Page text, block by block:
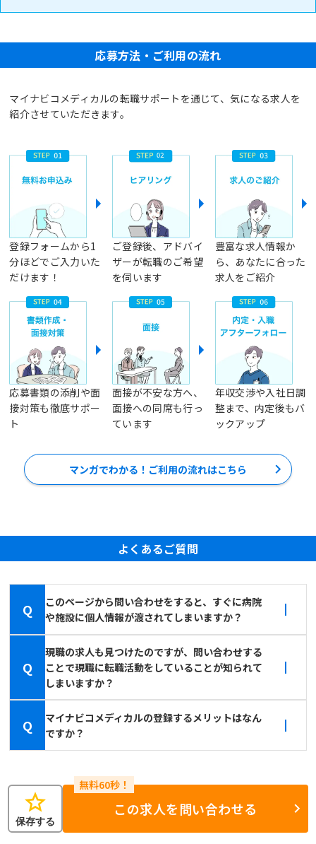
応募方法・ご利用の流れ
マイナビコメディカルの転職サポートを通じて、気になる求人を
紹介させていただきます。
登録フォームから1
分ほどでご入力いた
だけます！
ご登録後、アドバイ
ザーが転職のご希望
を伺います
豊富な求人情報か
ら、あなたに合った
求人をご紹介
応募書類の添削や面
接対策も徹底サポー
ト
面接が不安な方へ、
面接への同席も行っ
ています
年収交渉や入社日調
整まで、内定後もバ
ックアップ
マンガでわかる！ご利用の流れはこちら
よくあるご質問
Q
このページから問い合わせをすると、すぐに病院
や施設に個人情報が渡されてしまいますか？
Q
現職の求人も見つけたのですが、問い合わせする
ことで現職に転職活動をしていることが知られて
しまいますか？
Q
マイナビコメディカルの登録するメリットはなん
ですか？
star
保存する
この求人を問い合わせる